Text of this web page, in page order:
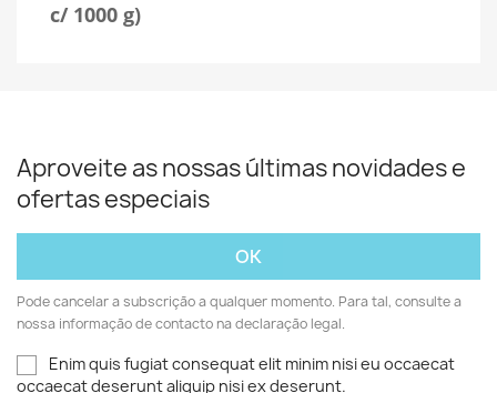
c/ 1000 g)
Aproveite as nossas últimas novidades e
ofertas especiais
Pode cancelar a subscrição a qualquer momento. Para tal, consulte a
nossa informação de contacto na declaração legal.
Enim quis fugiat consequat elit minim nisi eu occaecat
occaecat deserunt aliquip nisi ex deserunt.